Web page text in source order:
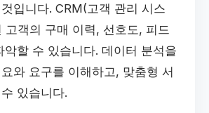
입니다. CRM(고객 관리 시스
고객의 구매 이력, 선호도, 피드
악할 수 있습니다. 데이터 분석을
와 요구를 이해하고, 맞춤형 서
있습니다.